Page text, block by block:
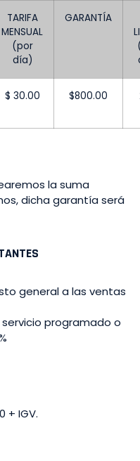
TARIFA
MENSUAL
(por
día)
GARANTÍA
$ 30.00 $800.00
la suma
dicha garantía será
general a las ventas
programado o
+ IGV.